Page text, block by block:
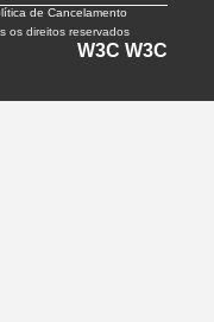
de Cancelamento
os direitos reservados
W3C W3C